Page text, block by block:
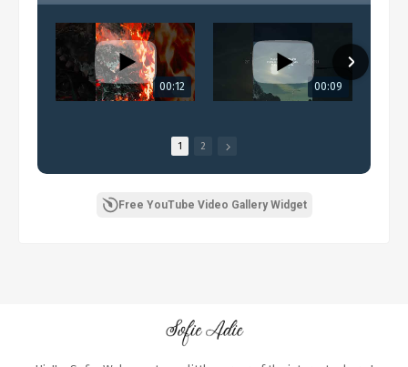
00:12 00:09
1 2
Free YouTube Video Gallery Widget